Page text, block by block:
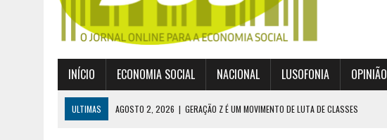
INÍCIO ECONOMIA SOCIAL NACIONAL LUSOFONIA OPINIÃO
ULTIMAS AGOSTO 2, 2026 | GERAÇÃO Z É UM MOVIMENTO DE LUTA DE CLASSES